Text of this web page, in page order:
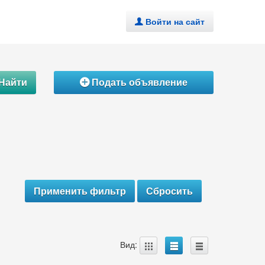
. Войти на сайт
ÁПодать объявление
Вид: A B C